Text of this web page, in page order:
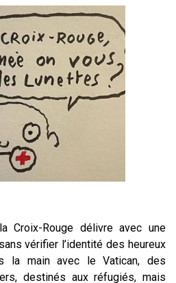
Rouge délivre avec une
vérifier l’identité des heureux
la main avec le Vatican, des
destinés aux réfugiés, mais